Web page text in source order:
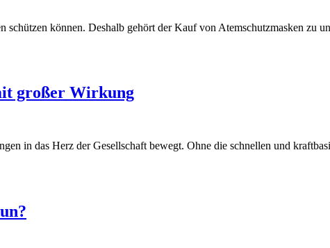
können. Deshalb gehört der Kauf von Atemschutzmasken zu
großer Wirkung
in das Herz der Gesellschaft bewegt. Ohne die schnellen und